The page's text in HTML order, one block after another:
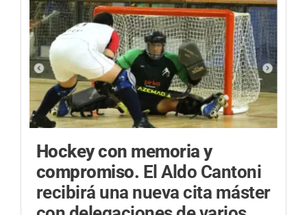
Hockey con memoria y
compromiso. El Aldo Cantoni
recibirá una nueva cita máster